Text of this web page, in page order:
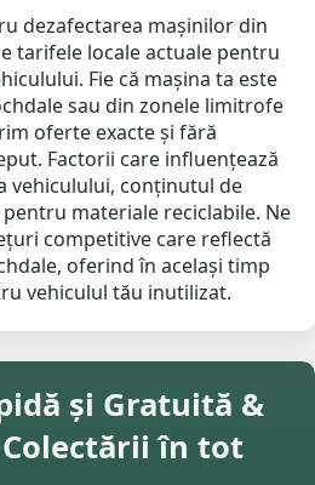
dezafectarea mașinilor din
tarifele locale actuale pentru
Fie că mașina ta este
sau din zonele limitrofe
oferte exacte și fără
Factorii care influențează
vehiculului, conținutul de
materiale reciclabile. Ne
competitive care reflectă
oferind în același timp
vehiculul tău inutilizat.
și Gratuită &
în tot